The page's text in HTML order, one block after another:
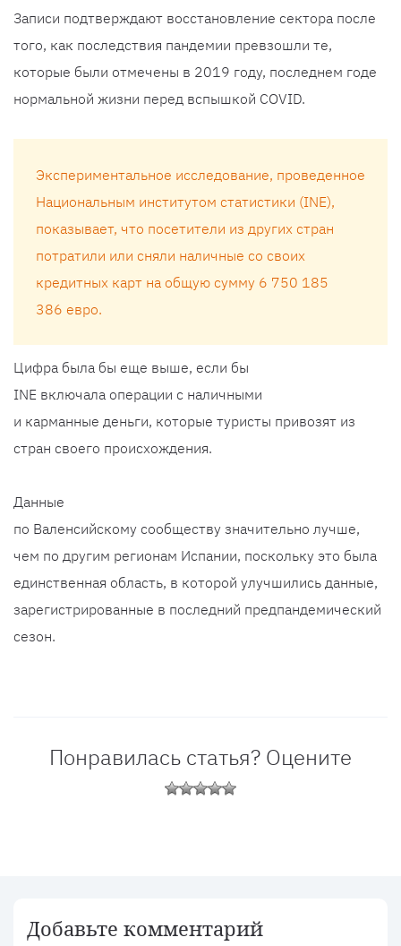
Записи подтверждают восстановление сектора после
того, как последствия пандемии превзошли те,
которые были отмечены в 2019 году, последнем годе
нормальной жизни перед вспышкой COVID.
Экспериментальное исследование, проведенное
Национальным институтом статистики (INE),
показывает, что посетители из других стран
потратили или сняли наличные со своих
кредитных карт на общую сумму 6 750 185
386 евро.
Цифра была бы еще выше, если бы
INE включала операции с наличными
и карманные деньги, которые туристы привозят из
стран своего происхождения.
Данные
по Валенсийскому сообществу значительно лучше,
чем по другим регионам Испании, поскольку это была
единственная область, в которой улучшились данные,
зарегистрированные в последний предпандемический
сезон.
Понравилась статья? Оцените
Добавьте комментарий